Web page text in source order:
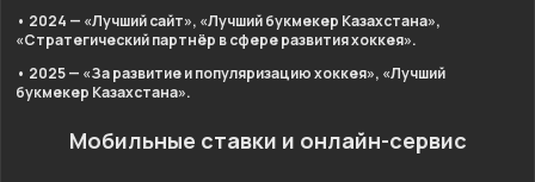
• 2024 — «Лучший сайт», «Лучший букмекер Казахстана»,
«Стратегический партнёр в сфере развития хоккея».
• 2025 — «За развитие и популяризацию хоккея», «Лучший
букмекер Казахстана».
Мобильные ставки и онлайн-сервис